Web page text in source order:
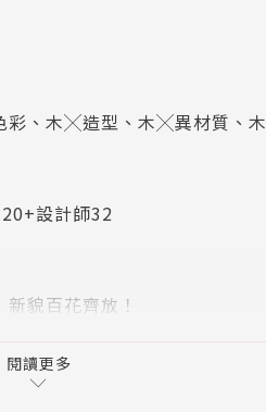
、木╳造型、木╳異材質、
設計師32
貌百花齊放！
閱讀更多